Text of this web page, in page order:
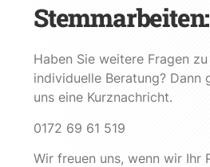
Haben Sie weitere Fragen
individuelle Beratung?
uns eine Kurznachricht.
0172 69 61 519
Wir freuen uns, wenn wir Ihr